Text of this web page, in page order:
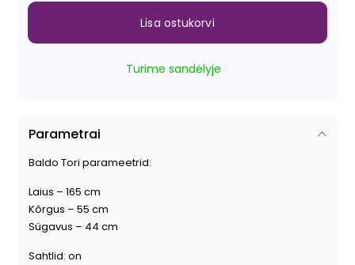
Turime sandėlyje
Lisa ostukorvi
Parametrai
Baldo Tori parameetrid:
Laius – 165 cm
Kõrgus – 55 cm
Sügavus – 44 cm
Sahtlid: on